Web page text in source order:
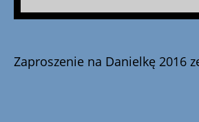
Zaproszenie na Danielkę 2016